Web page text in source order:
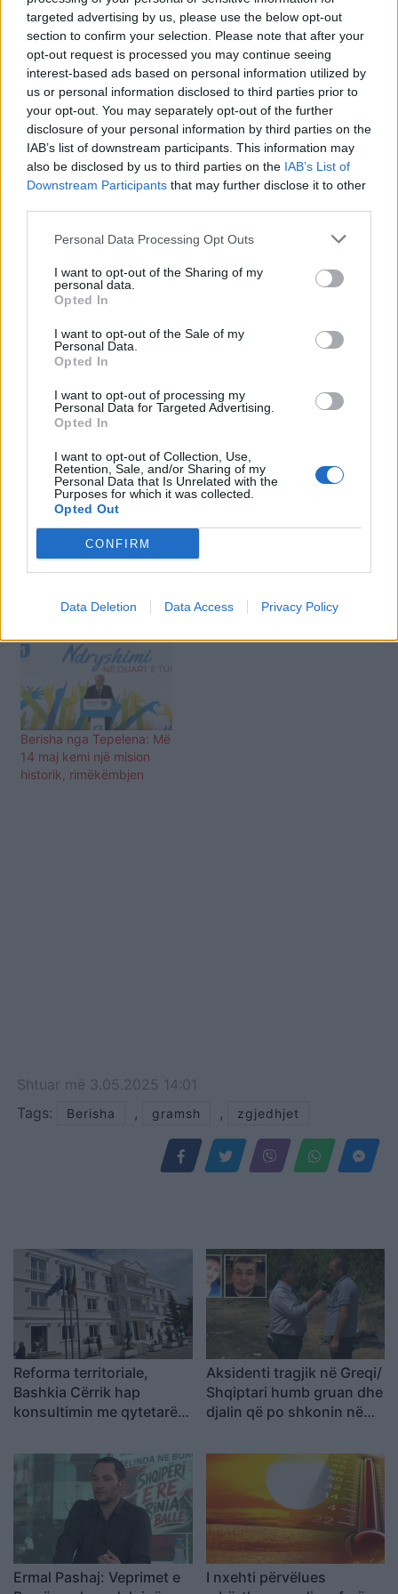
targeted advertising by us, please use the below opt-out
section to confirm your selection. Please note that after your
opt-out request is processed you may continue seeing
interest-based ads based on personal information utilized by
us or personal information disclosed to third parties prior to
your opt-out. You may separately opt-out of the further
disclosure of your personal information by third parties on the
IAB’s list of downstream participants. This information may
also be disclosed by us to third parties on the IAB’s List of
Downstream Participants that may further disclose it to other
Personal Data Processing Opt Outs
I want to opt-out of the Sharing of my
personal data.
Opted In
I want to opt-out of the Sale of my
Personal Data.
Opted In
I want to opt-out of processing my
Personal Data for Targeted Advertising.
Opted In
I want to opt-out of Collection, Use,
Retention, Sale, and/or Sharing of my
Personal Data that Is Unrelated with the
Purposes for which it was collected.
Opted Out
CONFIRM
Data Deletion Data Access Privacy Policy
këta i kalojnë tek rrugët dhe i vjedhin në
mënyrë të çmendur dhe të papërmbajtur.
Por ka edhe më keq, këta prokurojnë ndërtimin
e djegësit e Tiranës 130 milionë euro dhe
djegësi nuk ka as nam e as nishan.
Miq, isha në Kongresin e PPE, ngjarja më e
madhe politike vjetore e Europës. I pranishëm
kancelari gjerman dhe presidentja e KE. Kur
unë u shpjegoja zhdukjen e djegësit të Tiranës,
njeri që nuk u detyrova t’ia shpjegoj tre herë se
dilte jashtë çdo imagjinate.
Por unë e bëra këtë. U mbrojta ju.
E bëra këtë për të mbrojtur çdo shqiptar nga
këta hajdutë pa moral.
Lajme të ngjashme:
koalicionit: Jeni
Berisha nga Tepelena: Më
14 maj kemi një mision
historik, rimëkëmbjen
Shtuar më 3.05.2025 14:01
Tags:
Berisha , gramsh , zgjedhjet
Reforma territoriale,
Bashkia Cërrik hap
konsultimin me qytetarët,
udhëhiqet nga nevojat e
Aksidenti tragjik në Greqi/
Shqiptari humb gruan dhe
djalin që po shkonin në
Ermal Pashaj: Veprimet e
I nxehti përvëlues